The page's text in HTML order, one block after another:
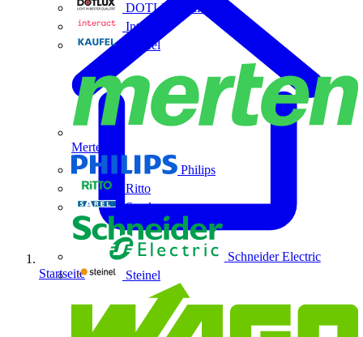
DOTLUX GmbH
Interact
Kaufel
Merten
Philips
Ritto
Sarel
Schneider Electric
Steinel
Startseite